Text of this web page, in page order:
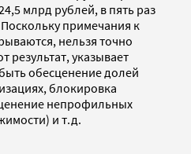
млрд рублей, в пять раз
примечания к
нельзя точно
результат, указывает
обесценение долей
блокировка
непрофильных
и т.д.